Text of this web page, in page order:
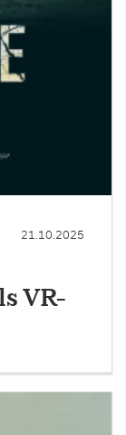
21.10.2025
VR-